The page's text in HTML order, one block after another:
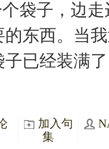
袋子，边
东西。当
子已经装满
加入句
集